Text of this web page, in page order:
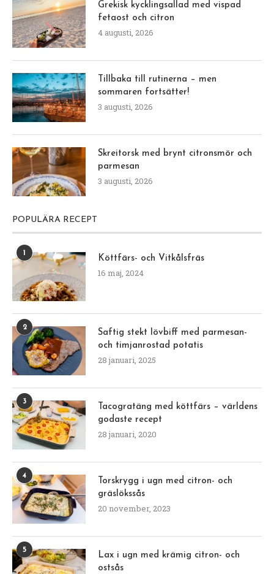
Grekisk kycklingsallad med vispad
fetaost och citron
4 augusti, 2026
Tillbaka till rutinerna – men
sommaren fortsätter!
3 augusti, 2026
Skreitorsk med brynt citronsmör och
parmesan
3 augusti, 2026
POPULÄRA RECEPT
1
Köttfärs- och Vitkålsfräs
16 maj, 2024
2
Saftig stekt lövbiff med parmesan-
och timjanrostad potatis
28 januari, 2025
3
Tacogratäng med köttfärs – världens
godaste recept
28 januari, 2020
4
Torskrygg i ugn med citron- och
gräslökssås
20 november, 2023
5
Lax i ugn med krämig citron- och
ostsås